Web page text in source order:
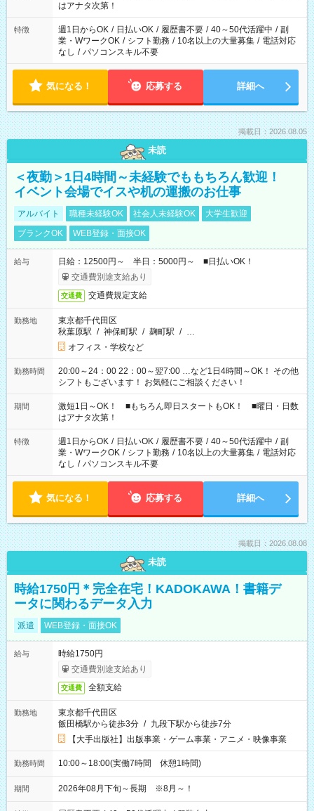
はアナタ次第！
特徴 週1日からOK / 日払いOK / 履歴書不要 / 40～50代活躍中 / 副
業・WワークOK / シフト勤務 / 10名以上の大量募集 / 電話対応
なし / パソコンスキル不要
気になる！ 応募する 詳細へ
掲載日：2026.08.05
未読
＜夜勤＞1日4時間～未経験でももちろん歓迎！
イベント会場でイスや机の運搬のお仕事
アルバイト 職種未経験OK 社会人未経験OK
大学生歓迎
ブランクOK
WEB登録・面接OK
給与
日給：12500円～ 半日：5000円～ ■日払いOK！
交通費別途支給あり
交通費 交通費規定支給
勤務地
東京都千代田区
秋葉原駅 / 神保町駅 / 麹町駅 / …
オフィス・学校など
勤務時間
20:00～24：00 22：00～翌7:00 …など1日4時間～OK！ その他
シフトもございます！ お気軽にご相談ください！
期間
激短1日～OK！ ■もちろん即日スタートもOK！ ■曜日・日数
はアナタ次第！
特徴 週1日からOK / 日払いOK / 履歴書不要 / 40～50代活躍中 / 副
業・WワークOK / シフト勤務 / 10名以上の大量募集 / 電話対応
なし / パソコンスキル不要
気になる！ 応募する 詳細へ
掲載日：2026.08.08
未読
時給1750円＊完全在宅！KADOKAWA！書籍デ
ータに関わるデータ入力
派遣 WEB登録・面接OK
給与
時給1750円
交通費別途支給あり
交通費 全額支給
勤務地
東京都千代田区
飯田橋駅から徒歩3分 / 九段下駅から徒歩7分
【大手出版社】出版事業・ゲーム事業・アニメ・映像事業
勤務時間 10:00～18:00(実働7時間 休憩1時間)
期間 2026年08月下旬～長期 ※8月～！